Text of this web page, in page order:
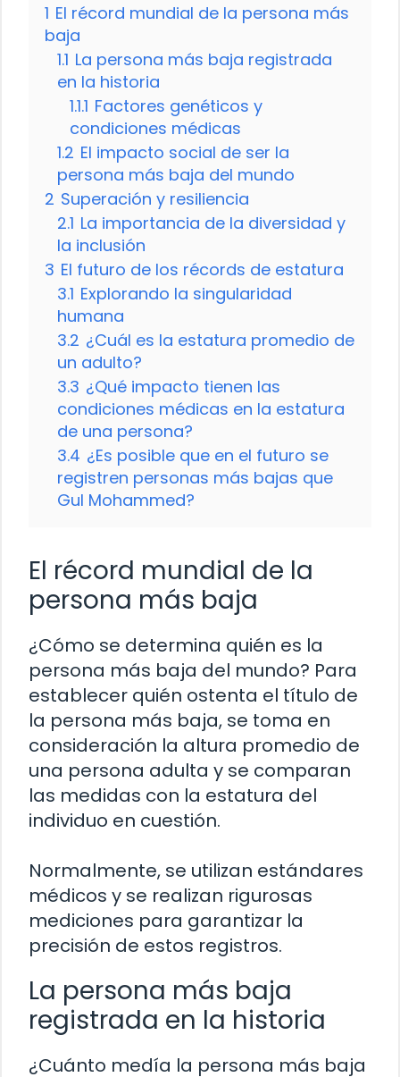
1 El récord mundial de la persona más
baja
1.1 La persona más baja registrada
en la historia
1.1.1 Factores genéticos y
condiciones médicas
1.2 El impacto social de ser la
persona más baja del mundo
2 Superación y resiliencia
2.1 La importancia de la diversidad y
la inclusión
3 El futuro de los récords de estatura
3.1 Explorando la singularidad
humana
3.2 ¿Cuál es la estatura promedio de
un adulto?
3.3 ¿Qué impacto tienen las
condiciones médicas en la estatura
de una persona?
3.4 ¿Es posible que en el futuro se
registren personas más bajas que
Gul Mohammed?
El récord mundial de la
persona más baja
¿Cómo se determina quién es la
persona más baja del mundo? Para
establecer quién ostenta el título de
la persona más baja, se toma en
consideración la altura promedio de
una persona adulta y se comparan
las medidas con la estatura del
individuo en cuestión.
Normalmente, se utilizan estándares
médicos y se realizan rigurosas
mediciones para garantizar la
precisión de estos registros.
La persona más baja
registrada en la historia
¿Cuánto medía la persona más baja